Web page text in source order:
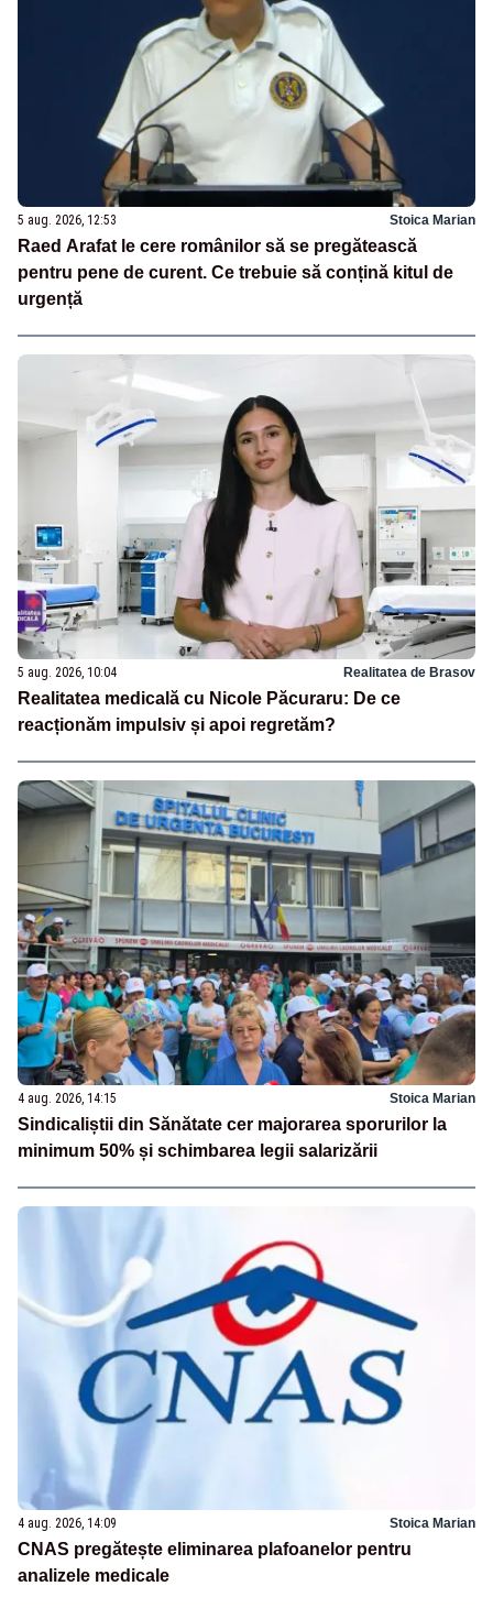
5 aug. 2026, 12:53 Stoica Marian
Raed Arafat le cere românilor să se pregătească
pentru pene de curent. Ce trebuie să conțină kitul de
urgență
5 aug. 2026, 10:04 Realitatea de Brasov
Realitatea medicală cu Nicole Păcuraru: De ce
reacționăm impulsiv și apoi regretăm?
4 aug. 2026, 14:15 Stoica Marian
Sindicaliștii din Sănătate cer majorarea sporurilor la
minimum 50% și schimbarea legii salarizării
4 aug. 2026, 14:09 Stoica Marian
CNAS pregătește eliminarea plafoanelor pentru
analizele medicale